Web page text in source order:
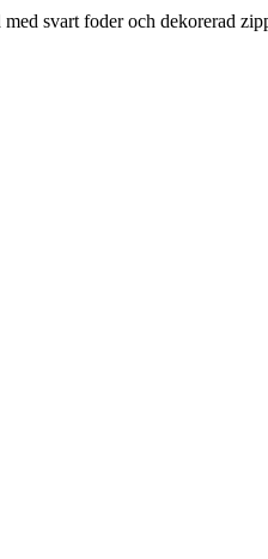
svart foder och dekorerad